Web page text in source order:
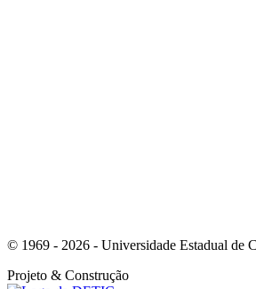
© 1969 - 2026 - Universidade Estadual de
Projeto & Construção